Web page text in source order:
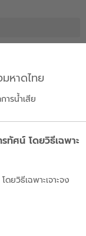
หาดไทย
ารน้ำเสีย
ทัศน์ โดยวิธีเฉพาะ
ยวิธีเฉพาะเจาะจง